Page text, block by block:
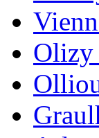
Olizy